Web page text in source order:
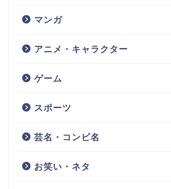
マンガ
アニメ・キャラクター
ゲーム
スポーツ
芸名・コンビ名
お笑い・ネタ